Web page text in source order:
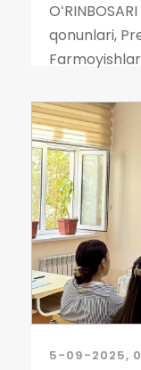
qonunlari,
5-09-2025,